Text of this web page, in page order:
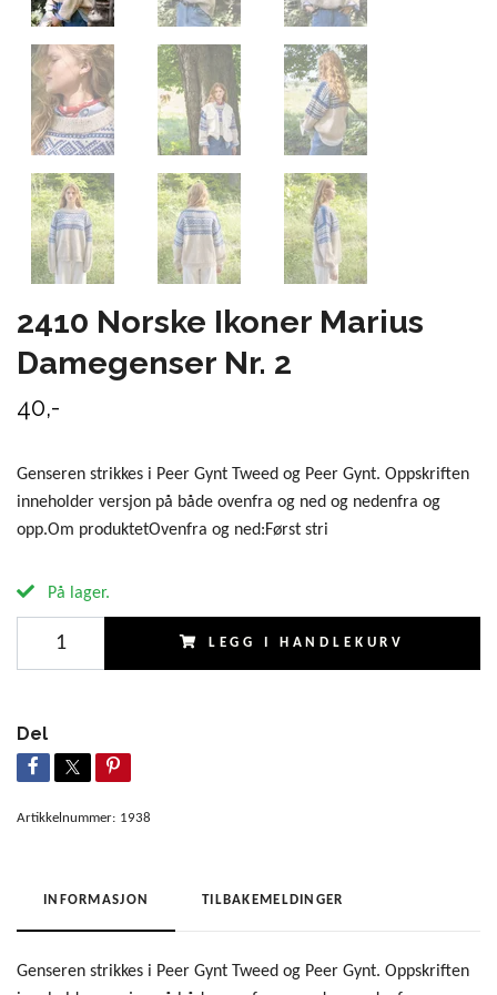
2410 Norske Ikoner Marius
Damegenser Nr. 2
40,-
Genseren strikkes i Peer Gynt Tweed og Peer Gynt. Oppskriften
inneholder versjon på både ovenfra og ned og nedenfra og
opp.Om produktetOvenfra og ned:Først stri
På lager.
LEGG I HANDLEKURV
Del
Artikkelnummer: 1938
INFORMASJON TILBAKEMELDINGER
Genseren strikkes i Peer Gynt Tweed og Peer Gynt. Oppskriften